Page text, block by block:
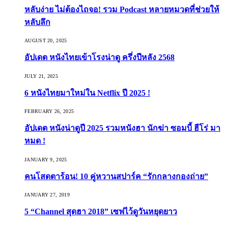
หลับง่าย ไม่ต้องไถจอ! รวม Podcast หลายหมวดที่ช่วยให้
หลับลึก
AUGUST 20, 2025
อัปเดต หนังไทยเข้าโรงน่าดู ครึ่งปีหลัง 2568
JULY 21, 2025
6 หนังไทยมาใหม่ใน Netflix ปี 2025 !
FEBRUARY 26, 2025
อัปเดต หนังน่าดูปี 2025 รวมหนังฮา นักฆ่า ซอมบี้ ฮีโร่ มา
หมด !
JANUARY 9, 2025
คนโสดตาร้อน! 10 คู่หวานสปาร์ค “รักกลางกองถ่าย”
JANUARY 27, 2019
5 “Channel สุดฮา 2018” เซฟไว้ดูวันหยุดยาว